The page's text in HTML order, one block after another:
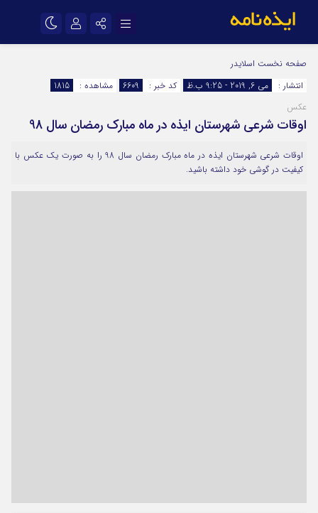
اینستاگرام
سروش
ایتا
آپارات
اپلیکیشن رمز عبور
مرا به خاطر بسپار
صفحه نخست اسلایدر
انتشار :
می 6, 2019 - 9:25 ب.ظ کد خبر : 6609 مشاهده :
1815
عکس
اوقات شرعی شهرستان ایذه در ماه مبارک رمضان سال 98
اوقات شرعی شهرستان ایذه در ماه مبارک رمضان سال 98 را به صورت یک عکس با
کیفیت در گوشی خود داشته باشید.